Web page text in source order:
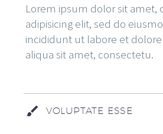
Lorem ipsum dolor sit amet,
adipisicing elit, sed do
incididunt ut labore et
aliqua sit amet, consectetu.
VOLUPTATE ESSE